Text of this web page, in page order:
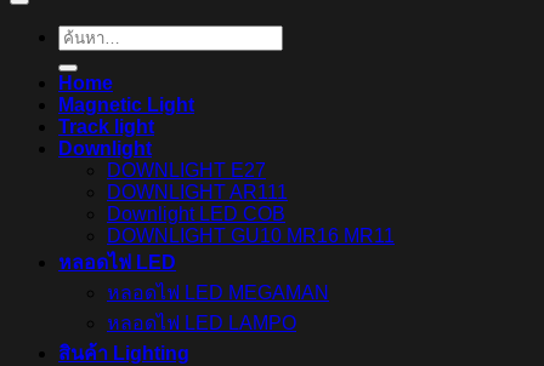
ค้นหา:
Home
Magnetic Light
Track light
Downlight
DOWNLIGHT E27
DOWNLIGHT AR111
Downlight LED COB
DOWNLIGHT GU10 MR16 MR11
หลอดไฟ LED
หลอดไฟ LED MEGAMAN
หลอดไฟ LED LAMPO
สินค้า Lighting